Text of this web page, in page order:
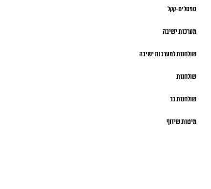
ספסלים-קקל
מערכות ישיבה
שולחנות למערכות ישיבה
שולחנות
שולחנות בר
מיטות שיזוף